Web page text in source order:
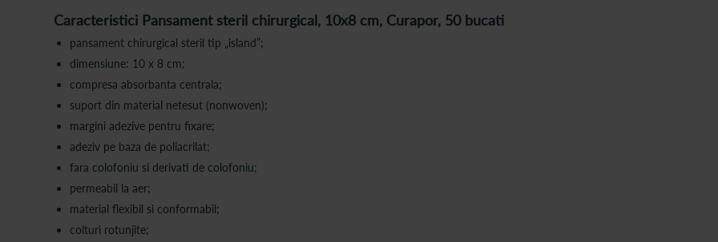
Caracteristici Pansament steril chirurgical, 10x8 cm, Curapor, 50 bucati
pansament chirurgical steril tip „island”;
dimensiune: 10 x 8 cm;
compresa absorbanta centrala;
suport din material netesut (nonwoven);
margini adezive pentru fixare;
adeziv pe baza de poliacrilat;
fara colofoniu si derivati de colofoniu;
permeabil la aer;
material flexibil si conformabil;
colturi rotunjite;